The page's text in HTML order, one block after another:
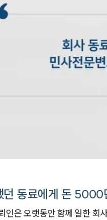
던 동료에게 돈 5000
인은 오랫동안 함께 일한